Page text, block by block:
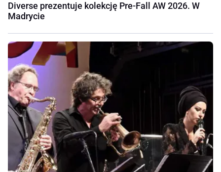
Diverse prezentuje kolekcję Pre-Fall AW 2026. W
Madrycie